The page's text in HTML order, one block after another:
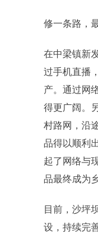
修一条路，
在中梁镇新
过手机直播
产。通过网
得更广阔。
村路网，沿
品得以顺利
起了网络与
品最终成为
目前，沙坪
设，持续完